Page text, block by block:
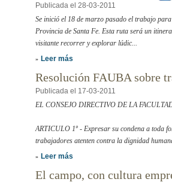
Publicada el 28-03-2011
Se inició el 18 de marzo pasado el trabajo
Provincia de Santa Fe. Esta ruta será un
visitante recorrer y explorar lúdic...
» Leer más
Resolución FAUBA sobre
Publicada el 17-03-2011
EL CONSEJO DIRECTIVO DE LA
ARTICULO 1º - Expresar su condena a toda
trabajadores atenten contra la dignidad
» Leer más
El campo, con cultura